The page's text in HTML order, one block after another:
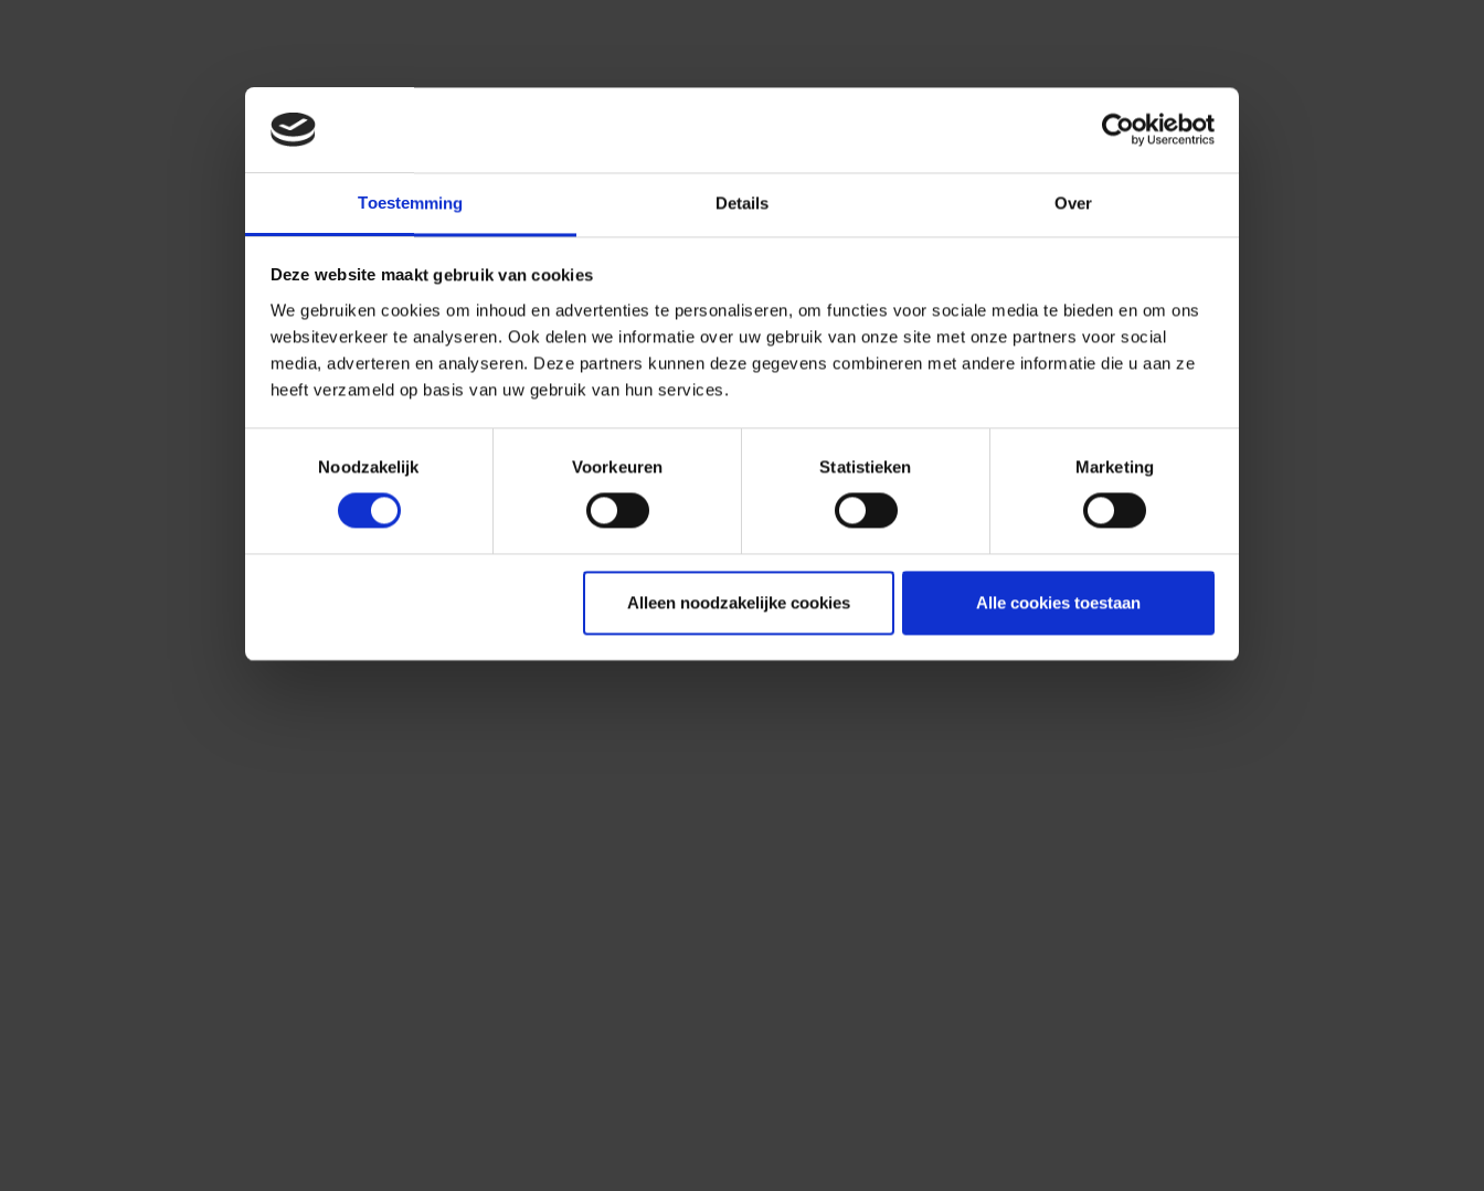
Toestemming Details Over
Deze website maakt gebruik van cookies
We gebruiken cookies om inhoud en advertenties te personaliseren, om functies voor sociale media te bieden en om ons
websiteverkeer te analyseren. Ook delen we informatie over uw gebruik van onze site met onze partners voor social
media, adverteren en analyseren. Deze partners kunnen deze gegevens combineren met andere informatie die u aan ze
heeft verzameld op basis van uw gebruik van hun services.
Noodzakelijk
Voorkeuren Statistieken Marketing
Alleen noodzakelijke cookies Alle cookies toestaan